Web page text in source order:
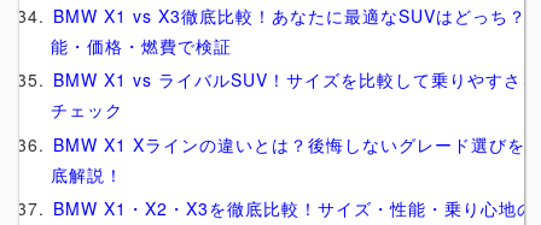
BMW X1 vs X3徹底比較！あなたに最適なSUVはどっち？
能・価格・燃費で検証
BMW X1 vs ライバルSUV！サイズを比較して乗りやすさを
チェック
BMW X1 Xラインの違いとは？後悔しないグレード選びを
底解説！
BMW X1・X2・X3を徹底比較！サイズ・性能・乗り心地の